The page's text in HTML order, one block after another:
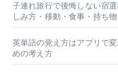
子連れ旅行で後悔しない宿
しみ方・移動・食事・持ち
英単語の覚え方はアプリで
めの考え方